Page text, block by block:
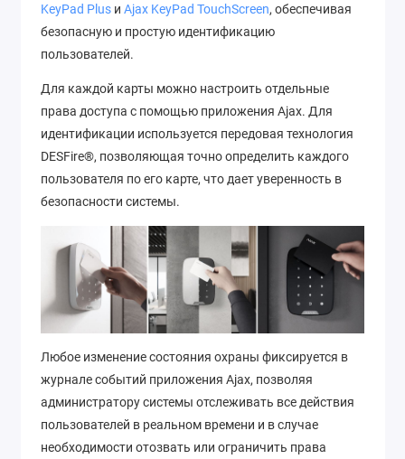
KeyPad Plus и Ajax KeyPad TouchScreen, обеспечивая
безопасную и простую идентификацию
пользователей.
Для каждой карты можно настроить отдельные
права доступа с помощью приложения Ajax. Для
идентификации используется передовая технология
DESFire®, позволяющая точно определить каждого
пользователя по его карте, что дает уверенность в
безопасности системы.
Любое изменение состояния охраны фиксируется в
журнале событий приложения Ajax, позволяя
администратору системы отслеживать все действия
пользователей в реальном времени и в случае
необходимости отозвать или ограничить права